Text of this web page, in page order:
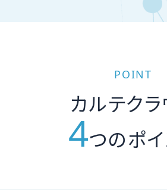
POINT
カルテクラ
4つのポイ